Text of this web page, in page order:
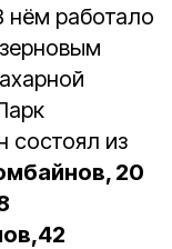
нём работало
состоял из
20